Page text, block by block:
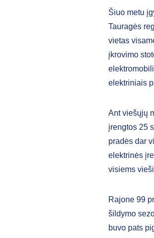
Šiuo metu
Tauragės
vietas
įkrovimo
elektriniais
Ant viešųjų
įrengtos 25
pradės dar
elektrinės
visiems
Rajone 99
šildymo
buvo pats